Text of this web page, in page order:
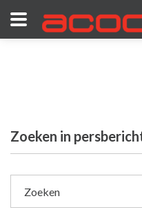
Zoeken in
Zoeken